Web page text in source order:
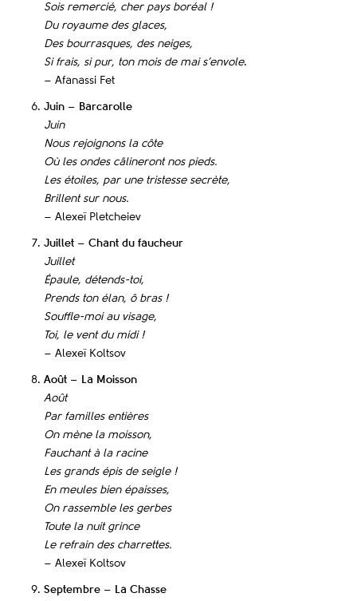
Sois remercié, cher pays boréal !
Du royaume des glaces,
Des bourrasques, des neiges,
Si frais, si pur, ton mois de mai s’envole.
– Afanassi Fet
Juin – Barcarolle
Juin
Nous rejoignons la côte
Où les ondes câlineront nos pieds.
Les étoiles, par une tristesse secrète,
Brillent sur nous.
– Alexeï Pletcheiev
Juillet – Chant du faucheur
Juillet
Épaule, détends-toi,
Prends ton élan, ô bras !
Souffle-moi au visage,
Toi, le vent du midi !
– Alexeï Koltsov
Août – La Moisson
Août
Par familles entières
On mène la moisson,
Fauchant à la racine
Les grands épis de seigle !
En meules bien épaisses,
On rassemble les gerbes
Toute la nuit grince
Le refrain des charrettes.
– Alexeï Koltsov
Septembre – La Chasse